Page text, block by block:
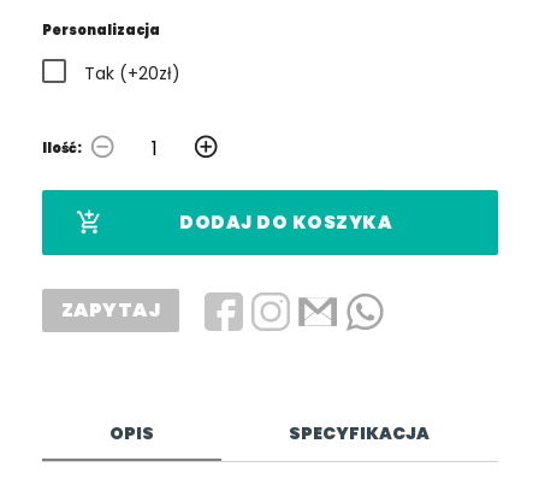
Personalizacja
Tak (+20zł)
Ilość: remove_circle_outline add_circle_outline
add_shopping_cart DODAJ DO KOSZYKA
ZAPYTAJ
OPIS SPECYFIKACJA